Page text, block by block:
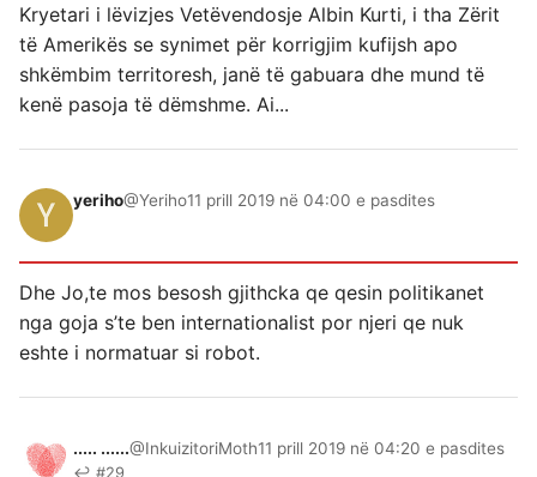
Kryetari i lëvizjes Vetëvendosje Albin Kurti, i tha Zërit
të Amerikës se synimet për korrigjim kufijsh apo
shkëmbim territoresh, janë të gabuara dhe mund të
kenë pasoja të dëmshme. Ai...
yeriho@Yeriho11 prill 2019 në 04:00 e pasdites
Dhe Jo,te mos besosh gjithcka qe qesin politikanet
nga goja s’te ben internationalist por njeri qe nuk
eshte i normatuar si robot.
..... ......@InkuizitoriMoth11 prill 2019 në 04:20 e pasdites
↩ #29